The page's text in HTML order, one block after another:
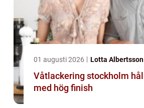
01 augusti 2026 Lotta Albertsson
Våtlackering stockholm hållbara ytor
med hög finish